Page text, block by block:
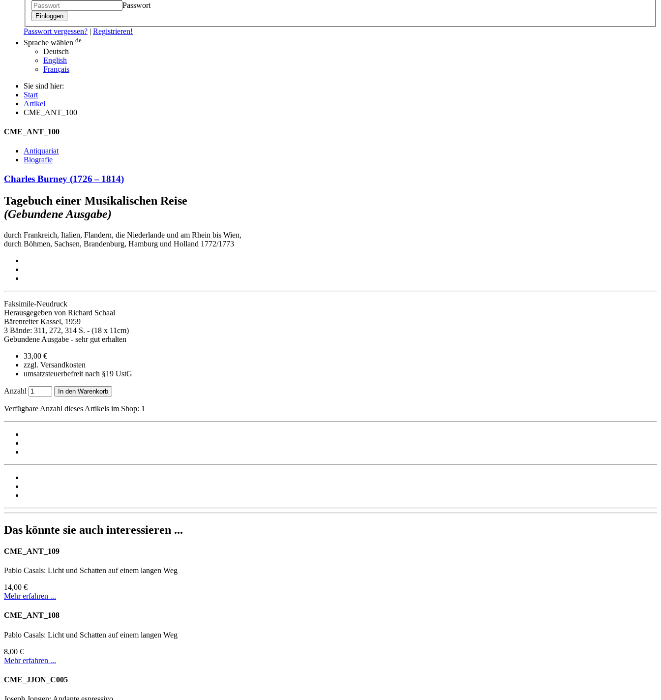
Passwort
Einloggen
Passwort vergessen? | Registrieren!
Sprache wählen de
Deutsch
English
Français
Sie sind hier:
Start
Artikel
CME_ANT_100
CME_ANT_100
Antiquariat
Biografie
Charles Burney (1726– 1814)
Tagebuch einer Musikalischen Reise
(Gebundene Ausgabe)
durch Frankreich, Italien, Flandern, die Niederlande und am Rhein bis Wien,
durch Böhmen, Sachsen, Brandenburg, Hamburg und Holland 1772/1773
Faksimile-Neudruck
Herausgegeben von Richard Schaal
Bärenreiter Kassel, 1959
3 Bände: 311, 272, 314 S. - (18 x 11cm)
Gebundene Ausgabe - sehr gut erhalten
33,00 €
zzgl. Versandkosten
umsatzsteuerbefreit nach §19 UstG
Anzahl In den Warenkorb
Verfügbare Anzahl dieses Artikels im Shop: 1
Das könnte sie auch interessieren ...
CME_ANT_109
Pablo Casals: Licht und Schatten auf einem langen Weg
14,00 €
Mehr erfahren ...
CME_ANT_108
Pablo Casals: Licht und Schatten auf einem langen Weg
8,00 €
Mehr erfahren ...
CME_JJON_C005